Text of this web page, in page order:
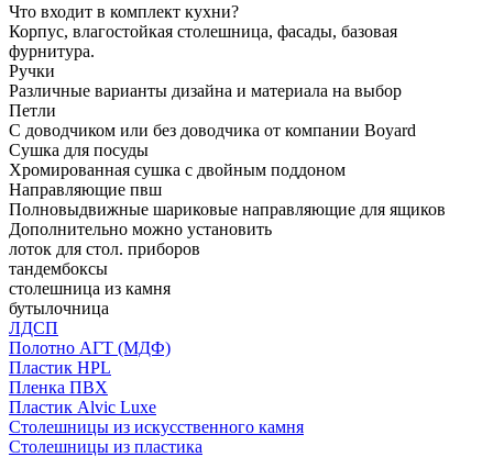
Что входит в комплект кухни?
Корпус, влагостойкая столешница, фасады, базовая
фурнитура.
Ручки
Различные варианты дизайна и материала на выбор
Петли
С доводчиком или без доводчика от компании Boyard
Сушка для посуды
Хромированная сушка с двойным поддоном
Направляющие пвш
Полновыдвижные шариковые направляющие для ящиков
Дополнительно можно установить
лоток для стол. приборов
тандембоксы
столешница из камня
бутылочница
ЛДСП
Полотно АГТ (МДФ)
Пластик HPL
Пленка ПВХ
Пластик Alvic Luxe
Столешницы из искусственного камня
Столешницы из пластика